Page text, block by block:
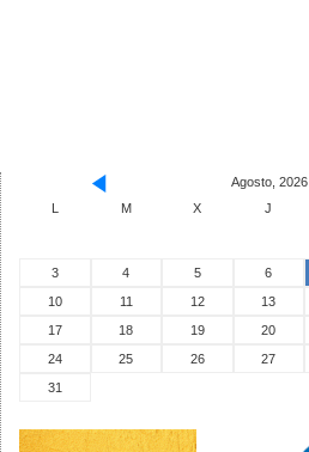
Agosto, 2026
L
M X J
3
4 5 6
10
11 12 13
17
18 19 20
24
25 26 27
31